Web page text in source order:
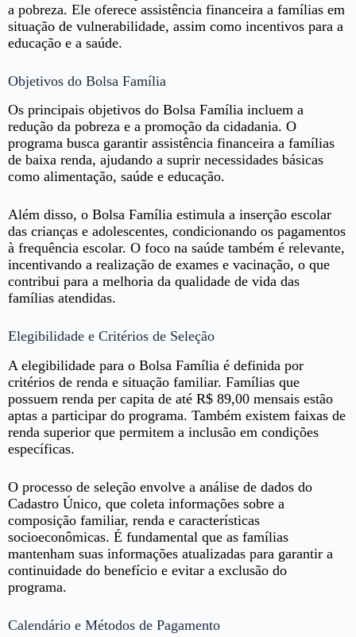
a pobreza. Ele oferece assistência financeira a famílias em
situação de vulnerabilidade, assim como incentivos para a
educação e a saúde.
Objetivos do Bolsa Família
Os principais objetivos do Bolsa Família incluem a
redução da pobreza e a promoção da cidadania. O
programa busca garantir assistência financeira a famílias
de baixa renda, ajudando a suprir necessidades básicas
como alimentação, saúde e educação.
Além disso, o Bolsa Família estimula a inserção escolar
das crianças e adolescentes, condicionando os pagamentos
à frequência escolar. O foco na saúde também é relevante,
incentivando a realização de exames e vacinação, o que
contribui para a melhoria da qualidade de vida das
famílias atendidas.
Elegibilidade e Critérios de Seleção
A elegibilidade para o Bolsa Família é definida por
critérios de renda e situação familiar. Famílias que
possuem renda per capita de até R$ 89,00 mensais estão
aptas a participar do programa. Também existem faixas de
renda superior que permitem a inclusão em condições
específicas.
O processo de seleção envolve a análise de dados do
Cadastro Único, que coleta informações sobre a
composição familiar, renda e características
socioeconômicas. É fundamental que as famílias
mantenham suas informações atualizadas para garantir a
continuidade do benefício e evitar a exclusão do
programa.
Calendário e Métodos de Pagamento